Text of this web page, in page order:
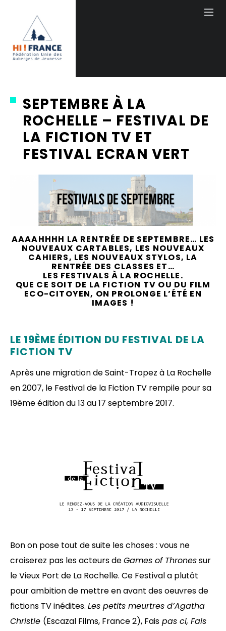
SEPTEMBRE À LA
ROCHELLE – FESTIVAL DE
LA FICTION TV ET
FESTIVAL ECRAN VERT
AAAAHHHH LA RENTRÉE DE SEPTEMBRE… LES
NOUVEAUX CARTABLES, LES NOUVEAUX
CAHIERS, LES NOUVEAUX STYLOS, LA
RENTRÉE DES CLASSES ET…
LES FESTIVALS À LA ROCHELLE.
QUE CE SOIT DE LA FICTION TV OU DU FILM
ECO-CITOYEN, ON PROLONGE L’ÉTÉ EN
IMAGES !
LE 19ÈME ÉDITION DU FESTIVAL DE LA
FICTION TV
Après une migration de Saint-Tropez à La Rochelle
en 2007, le Festival de la Fiction TV rempile pour sa
19ème édition du 13 au 17 septembre 2017.
Bon on pose tout de suite les choses : vous ne
croiserez pas les acteurs deGames of Thronessur
le Vieux Port de La Rochelle. Ce Festival a plutôt
pour ambition de mettre en avant des oeuvres de
fictions TV inédites. Les petits meurtres d’Agatha
Christie (Escazal Films, France 2), Fais pas ci, Fais